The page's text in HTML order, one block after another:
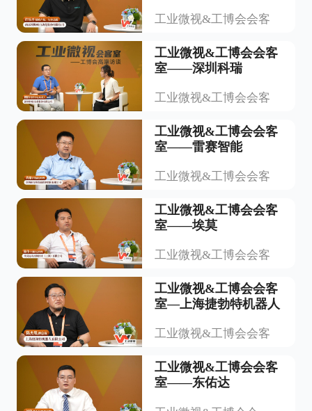
工业微视&工博会会客
工业微视&工博会会客
室——深圳科瑞
工业微视&工博会会客
工业微视&工博会会客
室——雷赛智能
工业微视&工博会会客
工业微视&工博会会客
室——埃莫
工业微视&工博会会客
工业微视&工博会会客
室—上海捷勃特机器人
工业微视&工博会会客
工业微视&工博会会客
室——东佑达